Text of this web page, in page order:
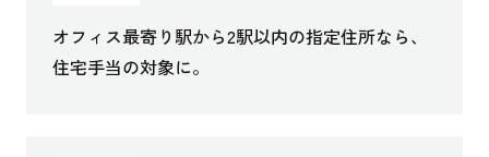
オフィス最寄り駅から2駅以内の指定住所なら、
住宅手当の対象に。